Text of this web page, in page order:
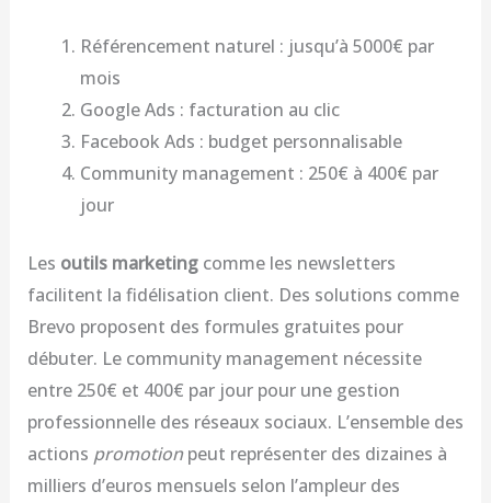
Référencement naturel : jusqu’à 5000€ par
mois
Google Ads : facturation au clic
Facebook Ads : budget personnalisable
Community management : 250€ à 400€ par
jour
Les outils marketingcomme les newsletters
facilitent la fidélisation client. Des solutions comme
Brevo proposent des formules gratuites pour
débuter. Le community management nécessite
entre 250€ et 400€ par jour pour une gestion
professionnelle des réseaux sociaux. L’ensemble des
actions promotionpeut représenter des dizaines à
milliers d’euros mensuels selon l’ampleur des